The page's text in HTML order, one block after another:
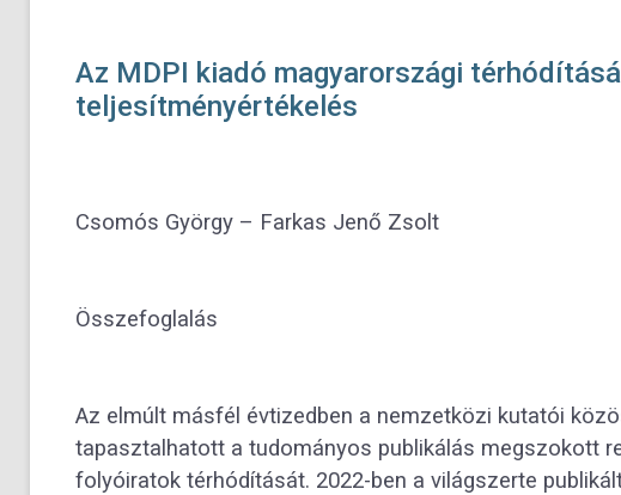
Az MDPI kiadó magyarországi
teljesítményértékelés
Csomós György – Farkas Jenő Zsolt
Összefoglalás
Az elmúlt másfél évtizedben a nemzetközi kutatói
tapasztalhatott a tudományos publikálás megszokott
folyóiratok térhódítását. 2022-ben a világszerte